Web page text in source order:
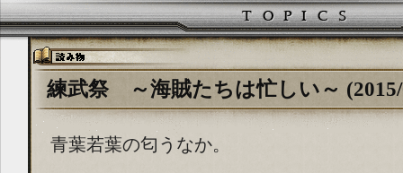
練武祭 ～海賊たちは忙しい～ (2015/
青葉若葉の匂うなか。